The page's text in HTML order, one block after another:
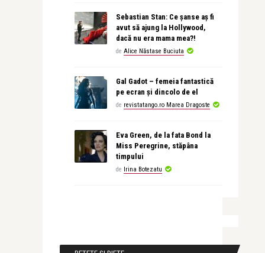
Sebastian Stan: Ce șanse aș fi
avut să ajung la Hollywood,
dacă nu era mama mea?!
de Alice Năstase Buciuta
Gal Gadot – femeia fantastică
pe ecran și dincolo de el
de revistatango.ro Marea Dragoste
Eva Green, de la fata Bond la
Miss Peregrine, stăpâna
timpului
de Irina Botezatu